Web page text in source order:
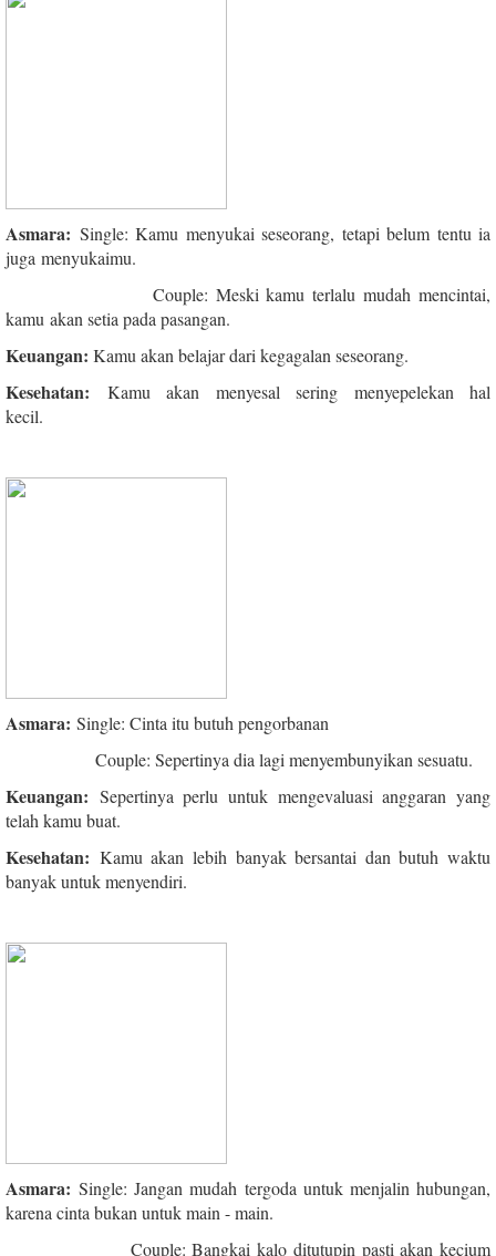
Asmara: Single: Kamu menyukai seseorang, tetapi belum tentu ia
juga menyukaimu.
Couple: Meski kamu terlalu mudah mencintai,
kamu akan setia pada pasangan.
Keuangan: Kamu akan belajar dari kegagalan seseorang.
Kesehatan: Kamu akan menyesal sering menyepelekan hal
kecil.
Asmara: Single: Cinta itu butuh pengorbanan
Couple: Sepertinya dia lagi menyembunyikan sesuatu.
Keuangan: Sepertinya perlu untuk mengevaluasi anggaran yang
telah kamu buat.
Kesehatan: Kamu akan lebih banyak bersantai dan butuh waktu
banyak untuk menyendiri.
Asmara:Single: Jangan mudah tergoda untuk menjalin hubungan,
karena cinta bukan untuk main - main.
Couple: Bangkai kalo ditutupin pasti akan kecium